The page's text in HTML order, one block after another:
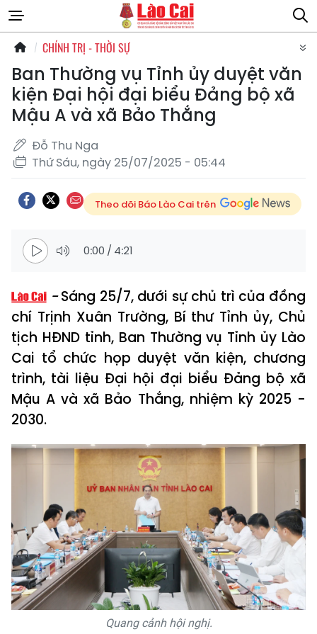
CHÍNH TRỊ - THỜI SỰ
Ban Thường vụ Tỉnh ủy duyệt văn
kiện Đại hội đại biểu Đảng bộ xã
Mậu A và xã Bảo Thắng
Đỗ Thu Nga
Thứ Sáu, ngày 25/07/2025 - 05:44
Theo dõi Báo Lào Cai trên
0:00 / 4:21
Sáng 25/7, dưới sự chủ trì của đồng
chí Trịnh Xuân Trường, Bí thư Tỉnh ủy, Chủ
tịch HĐND tỉnh, Ban Thường vụ Tỉnh ủy Lào
Cai tổ chức họp duyệt văn kiện, chương
trình, tài liệu Đại hội đại biểu Đảng bộ xã
Mậu A và xã Bảo Thắng, nhiệm kỳ 2025 -
2030.
Quang cảnh hội nghị.